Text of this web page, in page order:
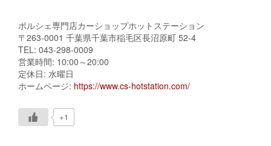
ポルシェ専門店カーショップホットステーション
〒263-0001 千葉県千葉市稲毛区長沼原町 52-4
TEL: 043-298-0009
営業時間: 10:00～20:00
定休日: 水曜日
ホームページ: https://www.cs-hotstation.com/
+1